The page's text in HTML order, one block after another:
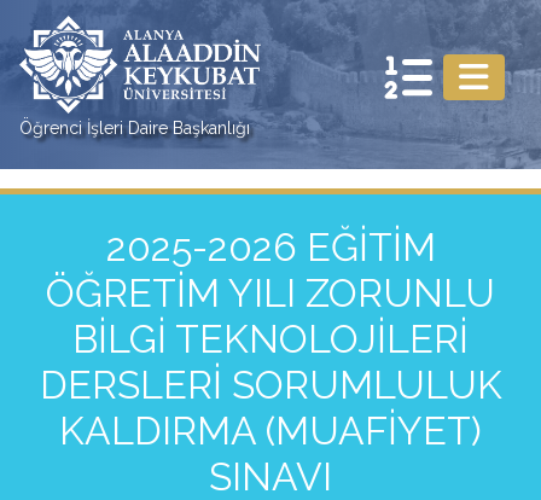
Öğrenci İşleri Daire Başkanlığı
2025-2026 EĞİTİM
ÖĞRETİM YILI ZORUNLU
BİLGİ TEKNOLOJİLERİ
DERSLERİ SORUMLULUK
KALDIRMA (MUAFİYET)
SINAVI